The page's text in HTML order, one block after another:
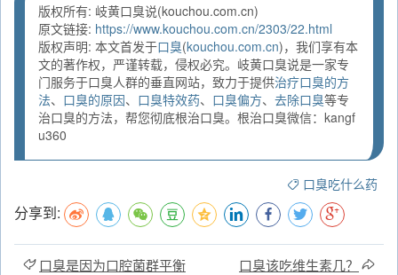
版权所有: 岐黄口臭说(kouchou.com.cn)
原文链接: https://www.kouchou.com.cn/2303/22.html
版权声明: 本文首发于口臭(kouchou.com.cn)，我们享有本
文的著作权，严谨转载，侵权必究。岐黄口臭说是一家专
门服务于口臭人群的垂直网站，致力于提供治疗口臭的方
法、 口臭的原因、 口臭特效药、 口臭偏方、 去除口臭等专
治口臭的方法，帮您彻底根治口臭。根治口臭微信：kangf
u360
口臭吃什么药
分享到:
口臭是因为口腔菌群平衡
口臭该吃维生素几？